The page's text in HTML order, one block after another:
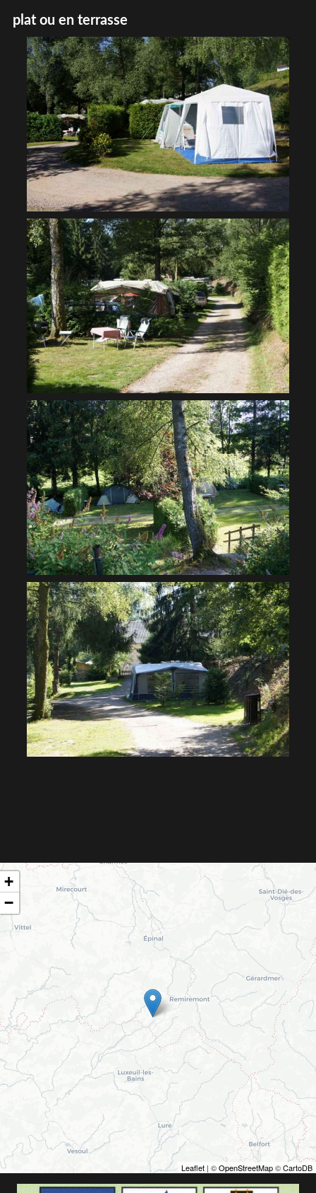
plat ou en terrasse
+
−
Leaflet | ©OpenStreetMap©CartoDB